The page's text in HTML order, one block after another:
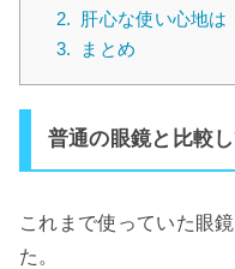
2. 肝心な使い心地は
3.
まとめ
普通の眼鏡と比較
これまで使っていた眼
た。